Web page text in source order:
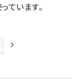
ています。